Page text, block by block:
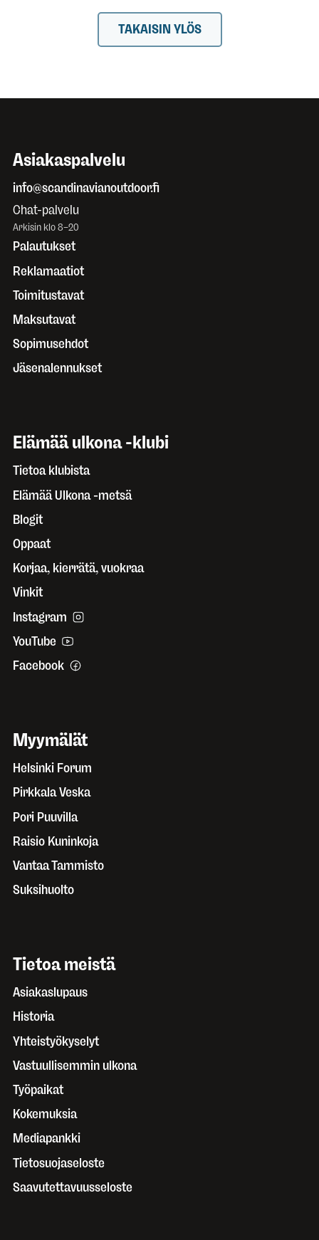
TAKAISIN YLÖS
Asiakaspalvelu
info@scandinavianoutdoor.fi
Chat-palvelu
Arkisin klo 8–20
Palautukset
Reklamaatiot
Toimitustavat
Maksutavat
Sopimusehdot
Jäsenalennukset
Elämää ulkona -klubi
Tietoa klubista
Elämää Ulkona -metsä
Blogit
Oppaat
Korjaa, kierrätä, vuokraa
Vinkit
Instagram
YouTube
Facebook
Myymälät
Helsinki Forum
Pirkkala Veska
Pori Puuvilla
Raisio Kuninkoja
Vantaa Tammisto
Suksihuolto
Tietoa meistä
Asiakaslupaus
Historia
Yhteistyökyselyt
Vastuullisemmin ulkona
Työpaikat
Kokemuksia
Mediapankki
Tietosuojaseloste
Saavutettavuusseloste